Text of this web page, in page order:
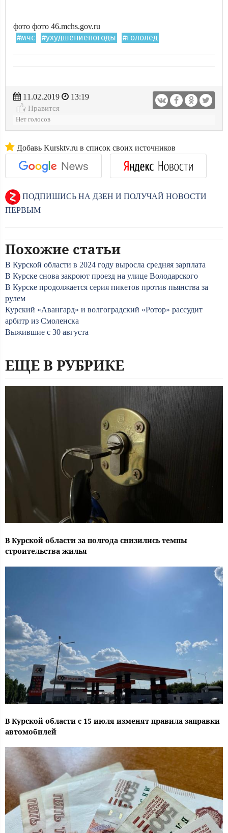
фото фото 46.mchs.gov.ru
#мчс #ухудшениепогоды #гололед
11.02.2019
13:19
Нравится
Нет голосов
Добавь Kursktv.ru в список своих источников
ПОДПИШИСЬ НА ДЗЕН И ПОЛУЧАЙ НОВОСТИ
ПЕРВЫМ
Похожие статьи
В Курской области в 2024 году выросла средняя зарплата
В Курске снова закроют проезд на улице Володарского
В Курске продолжается серия пикетов против пьянства за
рулем
Курский «Авангард» и волгоградский «Ротор» рассудит
арбитр из Смоленска
Выжившие с 30 августа
ЕЩЕ В РУБРИКЕ
В Курской области за полгода снизились темпы
строительства жилья
В Курской области с 15 июля изменят правила заправки
автомобилей